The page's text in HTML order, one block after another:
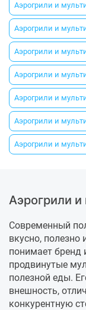
Аэрогрили и
Аэрогрили и
Аэрогрили и
Аэрогрили и
Аэрогрили и
Аэрогрили и
Аэрогрили и
Аэрогрили и
Современный
вкусно,
понимает бренд
продвинутые
полезной еды.
внешность,
конкурентную